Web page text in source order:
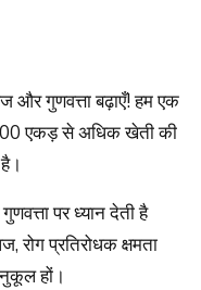
गुणवत्ता बढ़ाएँ! हम एक
एकड़ से अधिक खेती की
पर ध्यान देती है
रोग प्रतिरोधक क्षमता
हों।